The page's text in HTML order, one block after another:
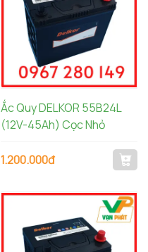
Ắc Quy DELKOR 55B24L
(12V-45Ah) Cọc Nhỏ
1.200.000đ